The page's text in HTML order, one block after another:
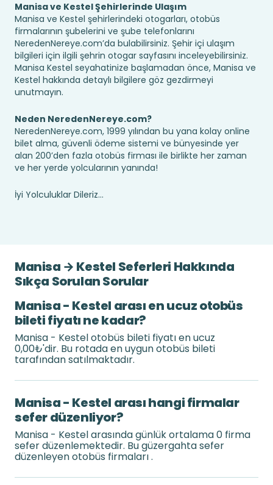
Manisa ve Kestel Şehirlerinde Ulaşım
Manisa ve Kestel şehirlerindeki otogarları, otobüs
firmalarının şubelerini ve şube telefonlarını
NeredenNereye.com’da bulabilirsiniz. Şehir içi ulaşım
bilgileri için ilgili şehrin otogar sayfasını inceleyebilirsiniz.
Manisa Kestel seyahatinize başlamadan önce, Manisa ve
Kestel hakkında detaylı bilgilere göz gezdirmeyi
unutmayın.
Neden NeredenNereye.com?
NeredenNereye.com, 1999 yılından bu yana kolay online
bilet alma, güvenli ödeme sistemi ve bünyesinde yer
alan 200’den fazla otobüs firması ile birlikte her zaman
ve her yerde yolcularının yanında!
İyi Yolculuklar Dileriz...
Manisa → Kestel Seferleri Hakkında
Sıkça Sorulan Sorular
Manisa - Kestel arası en ucuz otobüs
bileti fiyatı ne kadar?
Manisa - Kestel otobüs bileti fiyatı en ucuz
0,00₺'dir. Bu rotada en uygun otobüs bileti
tarafından satılmaktadır.
Manisa - Kestel arası hangi firmalar
sefer düzenliyor?
Manisa - Kestel arasında günlük ortalama 0 firma
sefer düzenlemektedir. Bu güzergahta sefer
düzenleyen otobüs firmaları .